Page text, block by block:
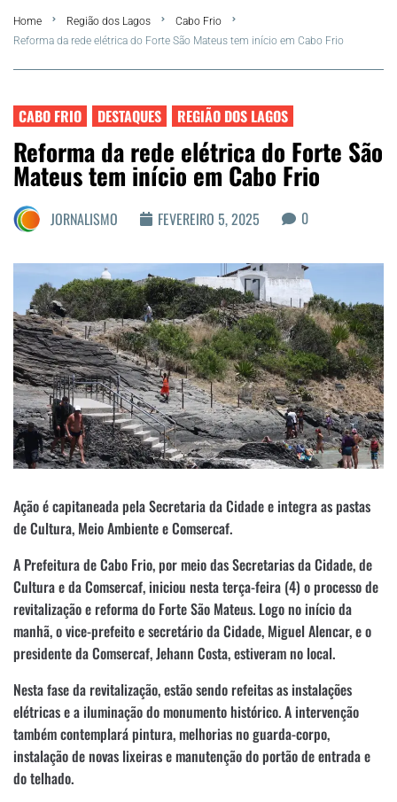
FLA Araru 2026
Região dos Lagos
Agenda Cultural
Colunistas
Matérias Exclusivas
Home Região dos Lagos
Cabo Frio
Reforma da rede elétrica do Forte São Mateus tem início em Cabo Frio
CABO FRIO DESTAQUES REGIÃO DOS LAGOS
Reforma da rede elétrica do Forte São
Mateus tem início em Cabo Frio
JORNALISMO FEVEREIRO 5, 2025 0
Ação é capitaneada pela Secretaria da Cidade e integra as pastas
de Cultura, Meio Ambiente e Comsercaf.
A Prefeitura de Cabo Frio, por meio das Secretarias da Cidade, de
Cultura e da Comsercaf, iniciou nesta terça-feira (4) o processo de
revitalização e reforma do Forte São Mateus. Logo no início da
manhã, o vice-prefeito e secretário da Cidade, Miguel Alencar, e o
presidente da Comsercaf, Jehann Costa, estiveram no local.
Nesta fase da revitalização, estão sendo refeitas as instalações
elétricas e a iluminação do monumento histórico. A intervenção
também contemplará pintura, melhorias no guarda-corpo,
instalação de novas lixeiras e manutenção do portão de entrada e
do telhado.